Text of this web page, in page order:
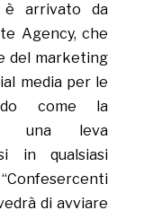
è arrivato da
Agency, che
del marketing
media per le
come la
una leva
in qualsiasi
di avviare